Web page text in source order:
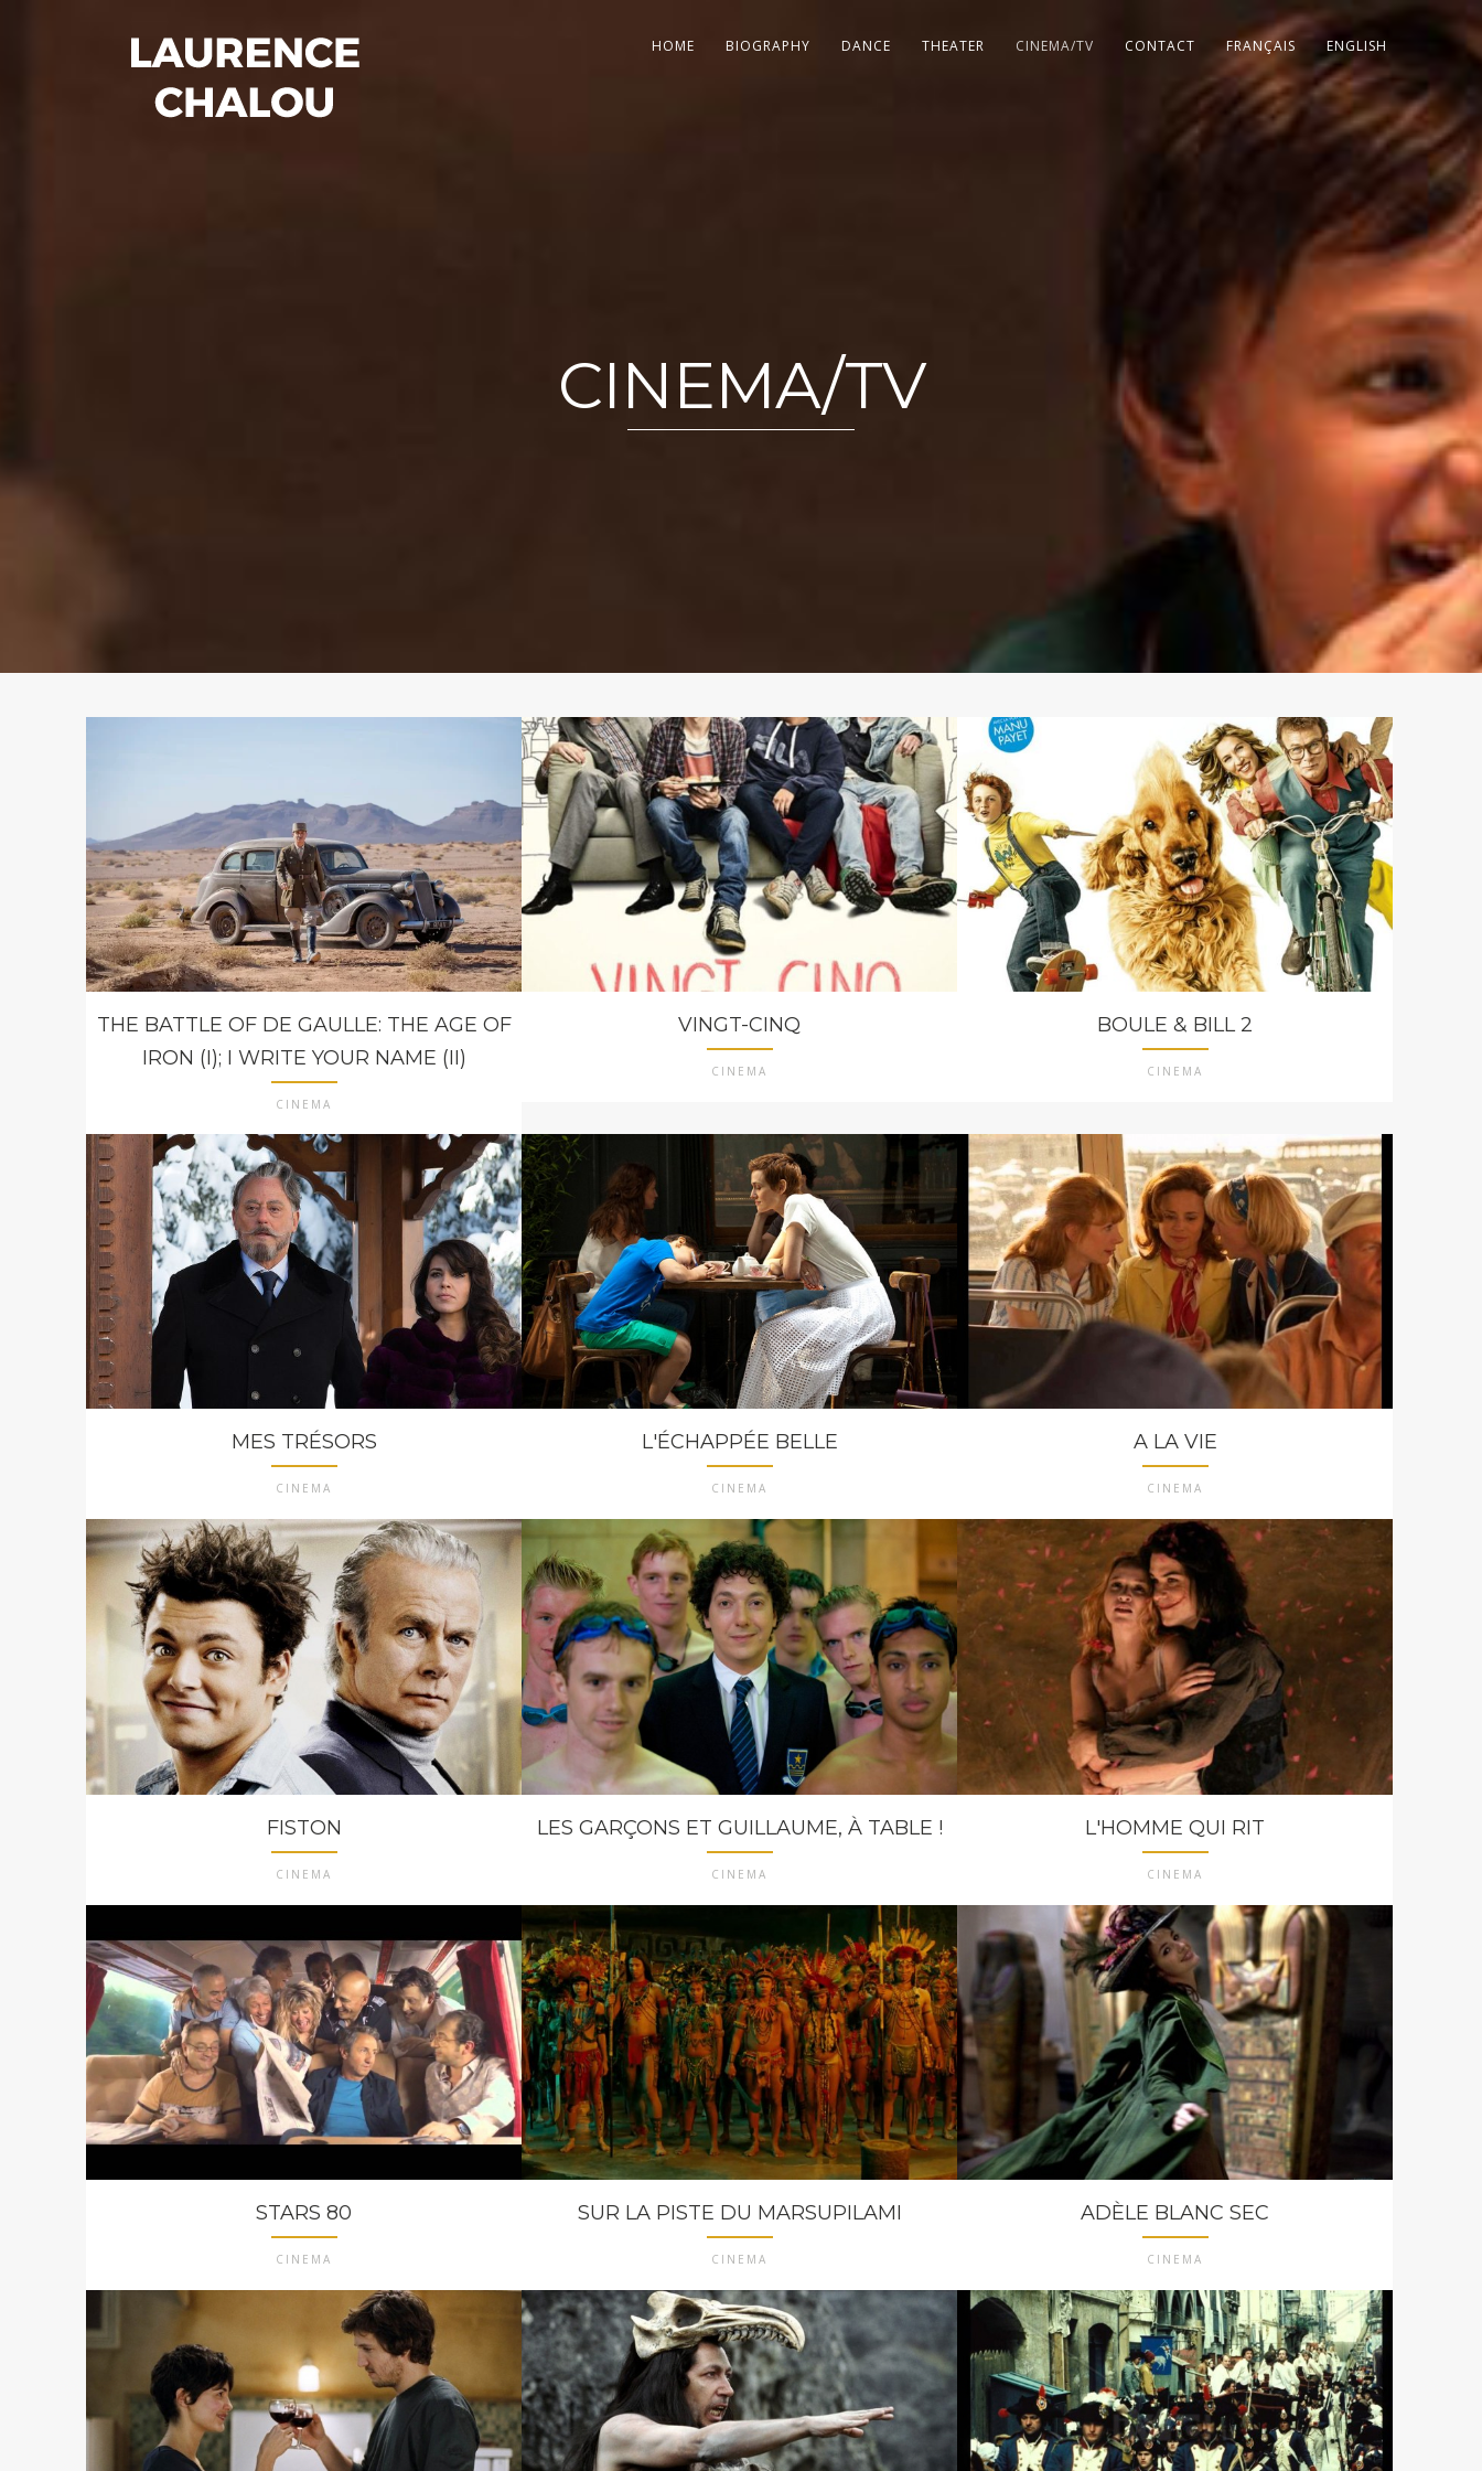
HOME BIOGRAPHY DANCE THEATER CINEMA/TV CONTACT FRANÇAIS ENGLISH
CINEMA/TV
THE BATTLE OF DE GAULLE: THE AGE OF
IRON (I); I WRITE YOUR NAME (II)
CINEMA
VINGT-CINQ
CINEMA
BOULE & BILL 2
CINEMA
MES TRÉSORS
CINEMA
L'ÉCHAPPÉE BELLE
CINEMA
A LA VIE
CINEMA
FISTON
CINEMA
LES GARÇONS ET GUILLAUME, À TABLE !
CINEMA
L'HOMME QUI RIT
CINEMA
STARS 80
CINEMA
SUR LA PISTE DU MARSUPILAMI
CINEMA
ADÈLE BLANC SEC
CINEMA